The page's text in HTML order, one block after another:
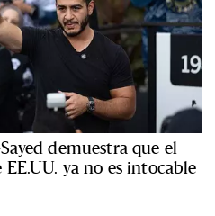
demuestra que el
ya no es intocable